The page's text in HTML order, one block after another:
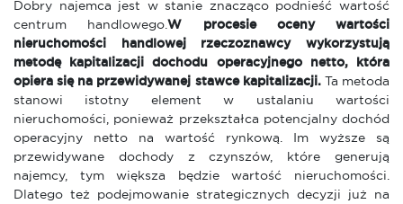
Dobry najemca jest w stanie znacząco podnieść wartość
centrum handlowego.W procesie oceny wartości
nieruchomości handlowej rzeczoznawcy wykorzystują
metodę kapitalizacji dochodu operacyjnego netto, która
opiera się na przewidywanej stawce kapitalizacji.Ta metoda
stanowi istotny element w ustalaniu wartości
nieruchomości, ponieważ przekształca potencjalny dochód
operacyjny netto na wartość rynkową. Im wyższe są
przewidywane dochody z czynszów, które generują
najemcy, tym większa będzie wartość nieruchomości.
Dlatego też podejmowanie strategicznych decyzji już na